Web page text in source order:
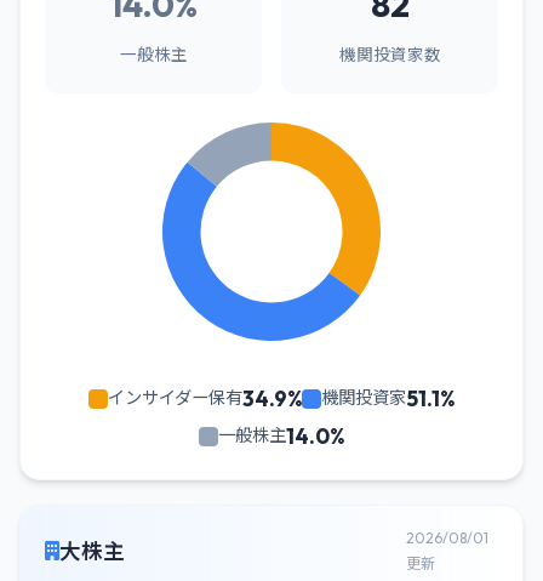
一般株主 機関投資家数
インサイダー保有34.9% 機関投資家51.1%
一般株主14.0%
大株主
2026/08/01
更新